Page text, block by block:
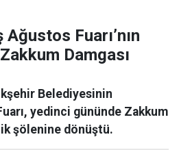
Fuarı’nın
Damgası
Belediyesinin
yedinci gününde Zakkum
şölenine dönüştü.